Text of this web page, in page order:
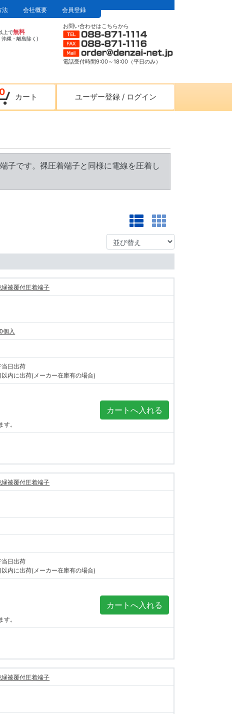
法 会社概要 会員登録
上で無料
沖縄・離島除く)
お問い合わせはこちらから
電話受付時間9:00～18:00（平日のみ）
0 カート ユーザー登録 / ログイン
子です。裸圧着端子と同様に電線を圧着し
縁被覆付圧着端子
個入
当日出荷
内に出荷(メーカー在庫有の場合)
。
縁被覆付圧着端子
当日出荷
内に出荷(メーカー在庫有の場合)
。
縁被覆付圧着端子